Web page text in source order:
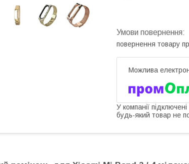
повернення товару
У компанії
будь-який товар не